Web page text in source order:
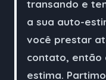
transando e
a sua auto-
você prestar
contato, então
estima.